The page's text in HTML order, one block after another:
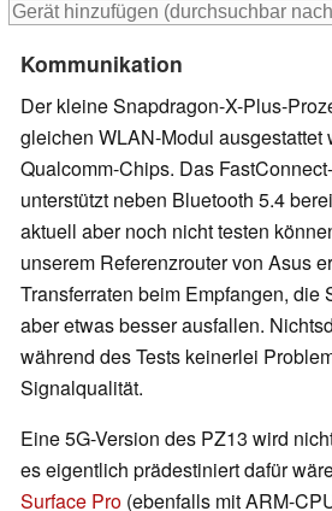
Kommunikation
Der kleine Snapdragon-X-Plus-
gleichen WLAN-Modul ausgestattet
Qualcomm-Chips. Das
unterstützt neben Bluetooth 5.4
aktuell aber noch nicht testen
unserem Referenzrouter von Asus
Transferraten beim Empfangen, die
aber etwas besser ausfallen.
während des Tests keinerlei
Signalqualität.
Eine 5G-Version des PZ13 wird
es eigentlich prädestiniert dafür
Surface Pro (ebenfalls mit ARM-